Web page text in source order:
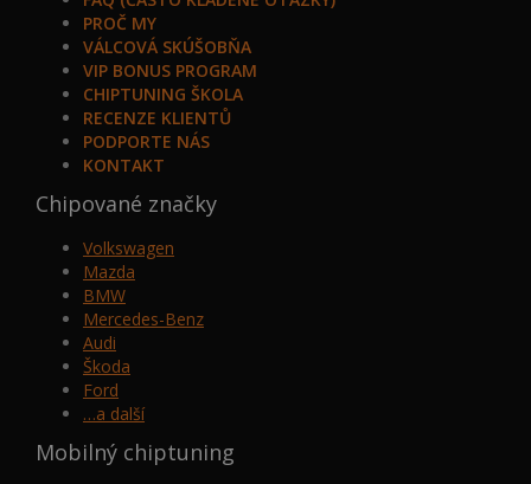
PROČ MY
VÁLCOVÁ SKÚŠOBŇA
VIP BONUS PROGRAM
CHIPTUNING ŠKOLA
RECENZE KLIENTŮ
PODPORTE NÁS
KONTAKT
Chipované značky
Volkswagen
Mazda
BMW
Mercedes-Benz
Audi
Škoda
Ford
…a další
Mobilný chiptuning